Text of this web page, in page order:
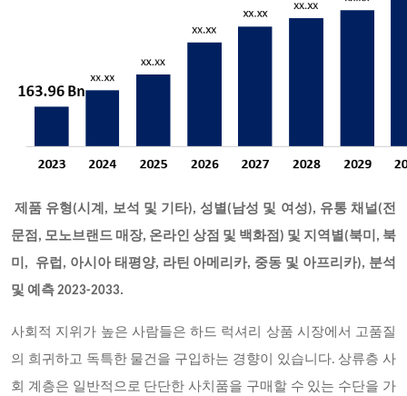
제품 유형(시계, 보석 및 기타), 성별(남성 및 여성), 유통 채널(전
문점, 모노브랜드 매장, 온라인 상점 및 백화점) 및 지역별(북미, 북
미, 유럽, 아시아 태평양, 라틴 아메리카, 중동 및 아프리카), 분석
및 예측 2023-2033.
사회적 지위가 높은 사람들은 하드 럭셔리 상품 시장에서 고품질
의 희귀하고 독특한 물건을 구입하는 경향이 있습니다. 상류층 사
회 계층은 일반적으로 단단한 사치품을 구매할 수 있는 수단을 가